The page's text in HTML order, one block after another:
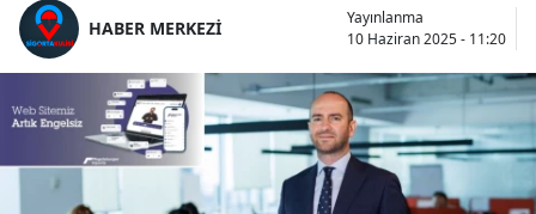
HABER MERKEZİ
Yayınlanma
10 Haziran 2025 - 11:20